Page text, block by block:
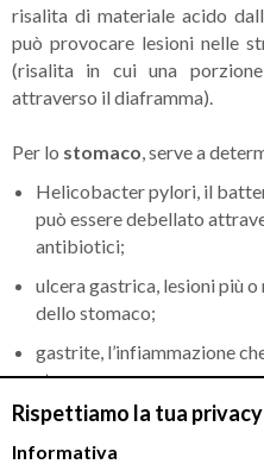
Rispettiamo la tua privacy
Informativa
risalita di materiale acido
può provocare lesioni nelle
(risalita in cui una
attraverso il diaframma).
Per lo stomaco, serve a
Helicobacter pylori, il
può essere debellato
antibiotici;
ulcera gastrica, lesioni più
dello stomaco;
gastrite, l’infiammazione
stomaco
Per il duodeno, si rivela utile